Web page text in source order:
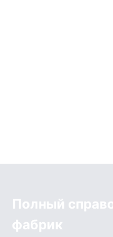
Полный
фабрик